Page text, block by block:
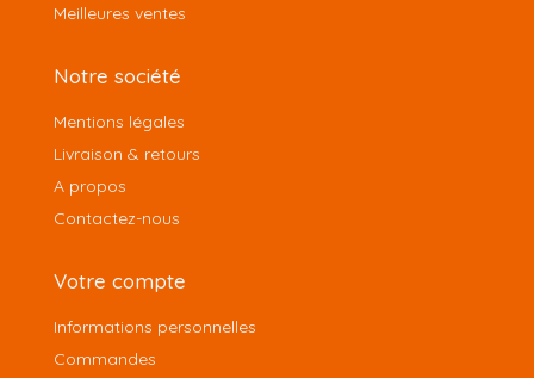
Meilleures ventes
Notre société
Mentions légales
Livraison & retours
A propos
Contactez-nous
Votre compte
Informations personnelles
Commandes